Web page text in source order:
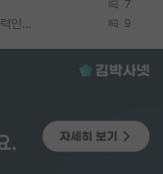
7
박사진학하기에 2억은 괜찮은 (?) 정도의 경제력인가요 9